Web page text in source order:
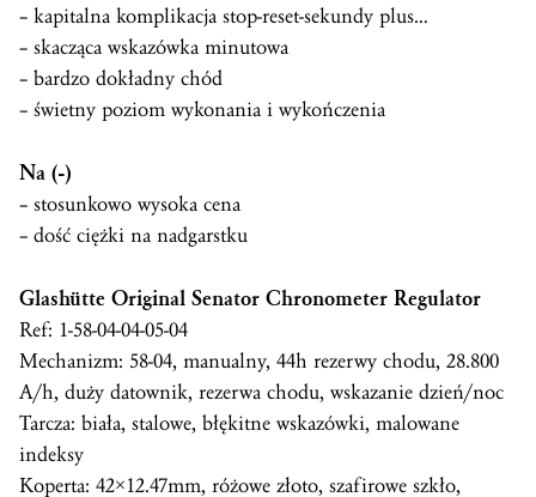
– kapitalna komplikacja stop-reset-sekundy plus…
– skacząca wskazówka minutowa
– bardzo dokładny chód
– świetny poziom wykonania i wykończenia
Na (-)
– stosunkowo wysoka cena
– dość ciężki na nadgarstku
Glashütte Original Senator Chronometer Regulator
Ref: 1-58-04-04-05-04
Mechanizm: 58-04, manualny, 44h rezerwy chodu, 28.800
A/h, duży datownik, rezerwa chodu, wskazanie dzień/noc
Tarcza: biała, stalowe, błękitne wskazówki, malowane
indeksy
Koperta: 42×12.47mm, różowe złoto, szafirowe szkło,